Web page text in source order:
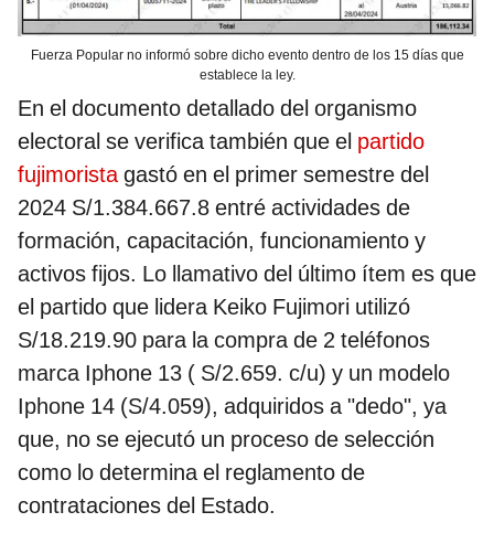
Fuerza Popular no informó sobre dicho evento dentro de los 15 días que
establece la ley.
En el documento detallado del organismo
electoral se verifica también que el partido
fujimorista gastó en el primer semestre del
2024 S/1.384.667.8 entré actividades de
formación, capacitación, funcionamiento y
activos fijos. Lo llamativo del último ítem es que
el partido que lidera Keiko Fujimori utilizó
S/18.219.90 para la compra de 2 teléfonos
marca Iphone 13 ( S/2.659. c/u) y un modelo
Iphone 14 (S/4.059), adquiridos a "dedo", ya
que, no se ejecutó un proceso de selección
como lo determina el reglamento de
contrataciones del Estado.